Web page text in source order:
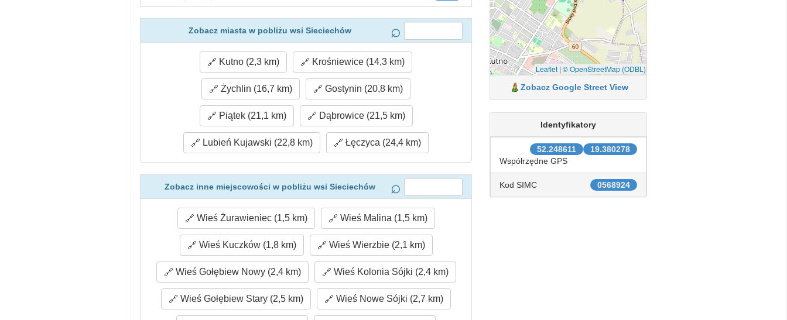
Zobacz miasta w pobliżu wsi Sieciechów
Kutno (2,3 km) Krośniewice (14,3 km)
Żychlin (16,7 km) Gostynin (20,8 km)
Piątek (21,1 km) Dąbrowice (21,5 km)
Lubień Kujawski (22,8 km) Łęczyca (24,4 km)
Zobacz inne miejscowości w pobliżu wsi Sieciechów
Wieś Żurawieniec (1,5 km) Wieś Malina (1,5 km)
Wieś Kuczków (1,8 km) Wieś Wierzbie (2,1 km)
Wieś Gołębiew Nowy (2,4 km) Wieś Kolonia Sójki (2,4 km)
Wieś Gołębiew Stary (2,5 km) Wieś Nowe Sójki (2,7 km)
Leaflet| © OpenStreetMap (ODBL)
Zobacz Google Street View
Identyfikatory
19.380278
52.248611
Współrzędne GPS
0568924
Kod SIMC